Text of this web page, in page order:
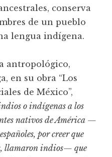
conserva
de un pueblo
lengua indígena.
antropológico,
en su obra “Los
de México”,
o indígenas a los
nativos de América —
por creer que
llamaron indios— que